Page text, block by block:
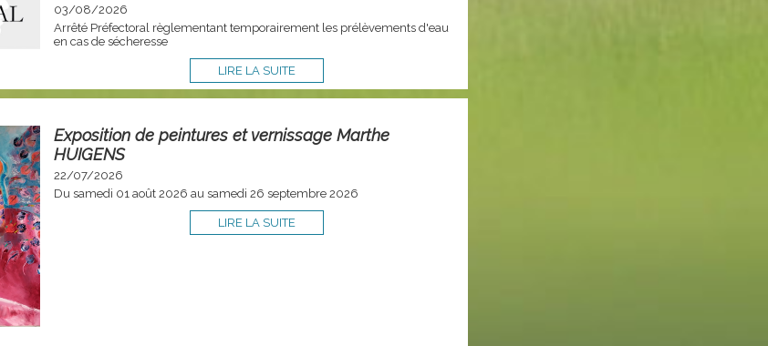
03/08/2026
Arrêté Préfectoral règlementant temporairement les prélèvements d'eau
en cas de sécheresse
LIRE LA SUITE
Exposition de peintures et vernissage Marthe
HUIGENS
22/07/2026
Du samedi 01 août 2026 au samedi 26 septembre 2026
LIRE LA SUITE